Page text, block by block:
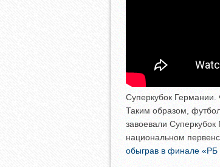
Суперкубок
Таким образом,
завоевали
национальном
обыграв в финале «РБ